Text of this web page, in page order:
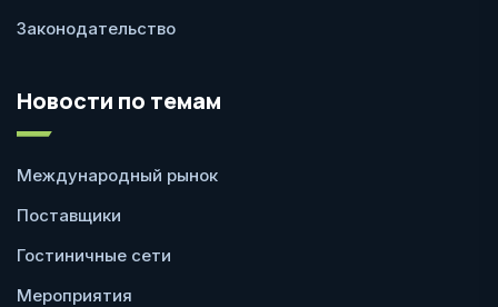
Законодательство
Новости по темам
Международный рынок
Поставщики
Гостиничные сети
Мероприятия